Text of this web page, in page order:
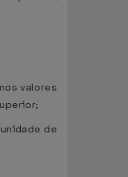
valores
de